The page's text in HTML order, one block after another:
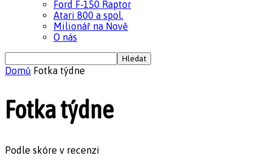
Ford F-150 Raptor
Atari 800 a spol.
Milionář na Nově
O nás
Domů Fotka týdne
Fotka týdne
Podle skóre v recenzi